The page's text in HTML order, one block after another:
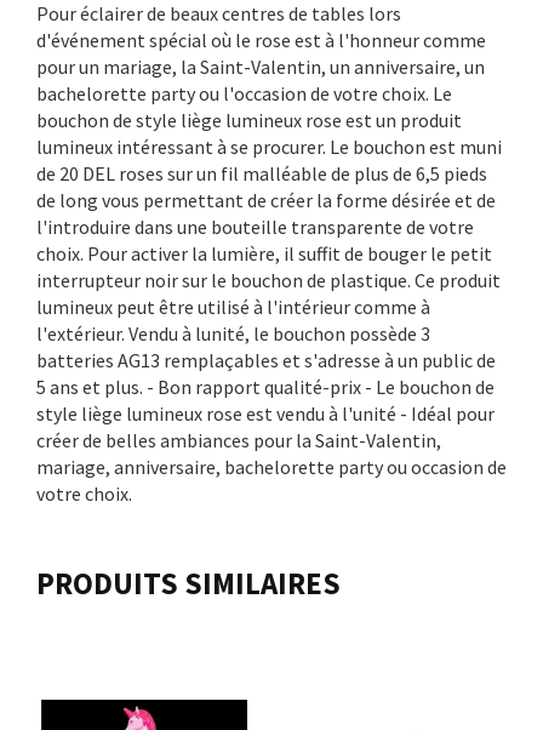
Pour éclairer de beaux centres de tables lors
d'événement spécial où le rose est à l'honneur comme
pour un mariage, la Saint-Valentin, un anniversaire, un
bachelorette party ou l'occasion de votre choix. Le
bouchon de style liège lumineux rose est un produit
lumineux intéressant à se procurer. Le bouchon est muni
de 20 DEL roses sur un fil malléable de plus de 6,5 pieds
de long vous permettant de créer la forme désirée et de
l'introduire dans une bouteille transparente de votre
choix. Pour activer la lumière, il suffit de bouger le petit
interrupteur noir sur le bouchon de plastique. Ce produit
lumineux peut être utilisé à l'intérieur comme à
l'extérieur. Vendu à lunité, le bouchon possède 3
batteries AG13 remplaçables et s'adresse à un public de
5 ans et plus. - Bon rapport qualité-prix - Le bouchon de
style liège lumineux rose est vendu à l'unité - Idéal pour
créer de belles ambiances pour la Saint-Valentin,
mariage, anniversaire, bachelorette party ou occasion de
votre choix.
PRODUITS SIMILAIRES